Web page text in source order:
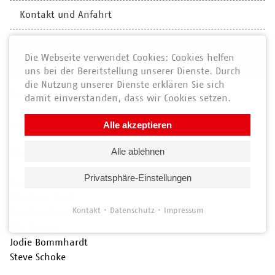
Kontakt und Anfahrt
Unser Team
Dominik Böttcher
(Unterstützungskraft)
Ehrenamtliche Mitarbeiter*innen
Jodie Bommhardt
Steve Schoke
Die Webseite verwendet Cookies: Cookies helfen
uns bei der Bereitstellung unserer Dienste. Durch
die Nutzung unserer Dienste erklären Sie sich
damit einverstanden, dass wir Cookies setzen.
Alle akzeptieren
Alle ablehnen
Privatsphäre-Einstellungen
Kontakt Datenschutz Impressum